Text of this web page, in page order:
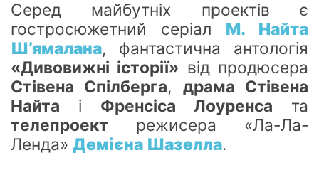
Серед майбутніх проектів є
гостросюжетний серіал М. Найта
Ш’ямалана, фантастична антологія
«Дивовижні історії» від продюсера
Стівена Спілберга, драма Стівена
Найта і Френсіса Лоуренса та
телепроект режисера «Ла-Ла-
Ленда» Демієна Шазелла.